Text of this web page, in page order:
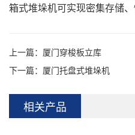
箱式堆垛机可实现密集存储、
上一篇： 厦门穿梭板立库
下一篇： 厦门托盘式堆垛机
相关产品